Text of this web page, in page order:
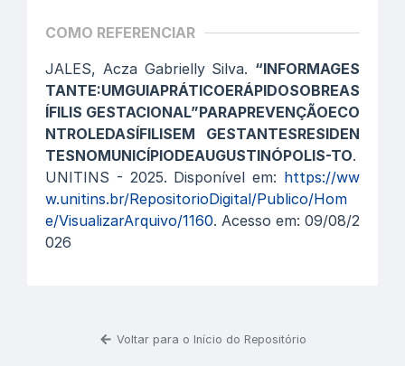
COMO REFERENCIAR
JALES, Acza Gabrielly Silva. “INFORMAGES
TANTE:UMGUIAPRÁTICOERÁPIDOSOBREAS
ÍFILIS GESTACIONAL”PARAPREVENÇÃOECO
NTROLEDASÍFILISEM GESTANTESRESIDEN
TESNOMUNICÍPIODEAUGUSTINÓPOLIS-TO.
UNITINS - 2025. Disponível em: https://ww
w.unitins.br/RepositorioDigital/Publico/Hom
e/VisualizarArquivo/1160. Acesso em: 09/08/2
026
Voltar para o Início do Repositório